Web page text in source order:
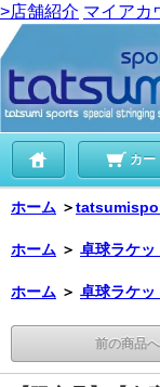
>店舗紹介 マイアカ
カー
ホーム ＞
ホーム ＞ 卓球ラケッ
ホーム ＞ 卓球ラケッ
前の商品へ